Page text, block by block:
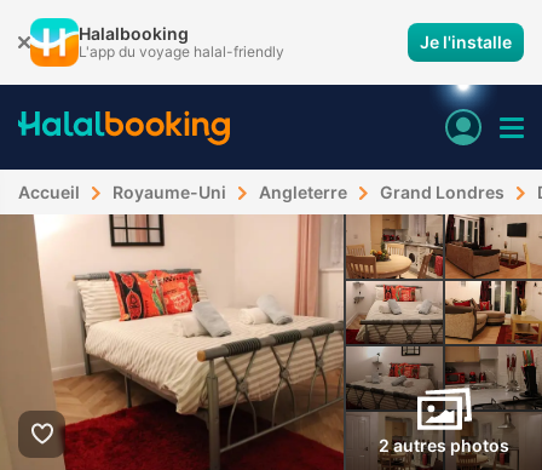
Halalbooking
L'app du voyage halal-friendly Je l'installe
Accueil Royaume-Uni Angleterre Grand Londres
2 autres photos